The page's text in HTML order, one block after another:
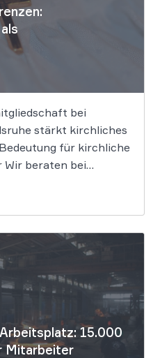
bei
stärkt kirchliches
für kirchliche
Wir beraten bei
sie keine
Frage beschäftigt
Gerichte schon seit
ein […]
15.000
Mitarbeiter